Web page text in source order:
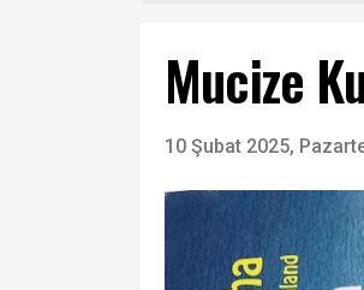
Mucize
10 Şubat 2025,